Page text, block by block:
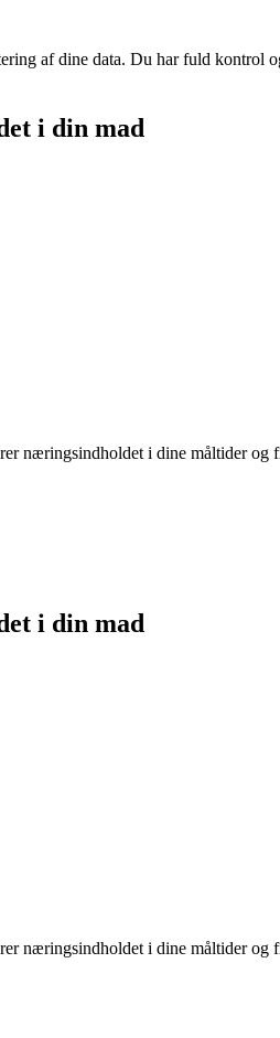
af dine data. Du har fuld kontrol
i din mad
næringsindholdet i dine måltider og
i din mad
næringsindholdet i dine måltider og